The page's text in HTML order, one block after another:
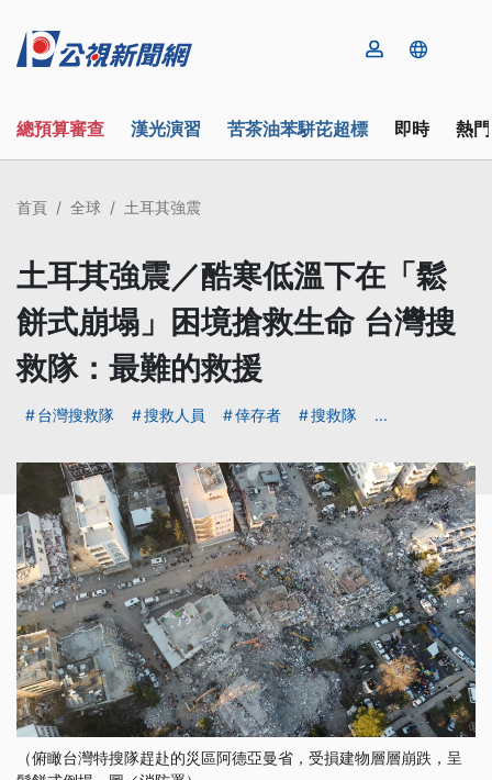
總預算審查 漢光演習 苦茶油苯駢芘超標 即時 熱
首頁 全球 土耳其強震
土耳其強震／酷寒低溫下在「鬆
餅式崩塌」困境搶救生命 台灣搜
救隊：最難的救援
台灣搜救隊 搜救人員 倖存者 搜救隊 ...
（俯瞰台灣特搜隊趕赴的災區阿德亞曼省，受損建物層層崩跌，呈